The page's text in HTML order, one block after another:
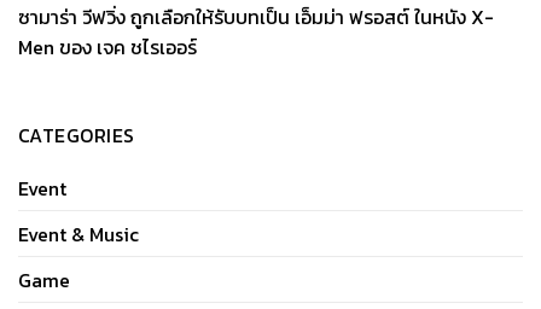
ซามาร่า วีฟวิ่ง ถูกเลือกให้รับบทเป็น เอ็มม่า ฟรอสต์ ในหนัง X-
Men ของ เจค ชไรเออร์
CATEGORIES
Event
Event & Music
Game